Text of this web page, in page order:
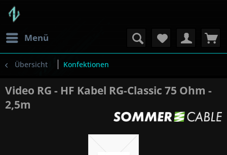
Menü
Übersicht Konfektionen
Video RG - HF Kabel RG-Classic 75 Ohm -
2,5m